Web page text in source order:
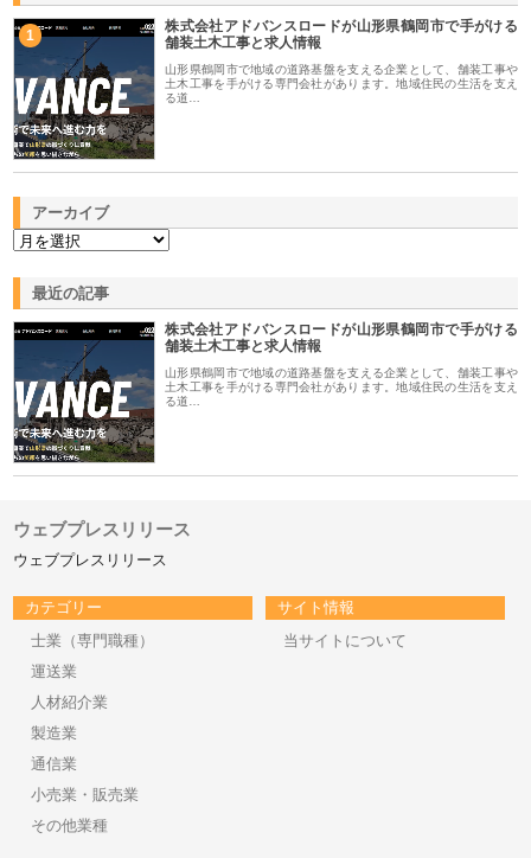
1
株式会社アドバンスロードが山形県鶴岡市で手がける
舗装土木工事と求人情報
山形県鶴岡市で地域の道路基盤を支える企業として、舗装工事や
土木工事を手がける専門会社があります。地域住民の生活を支え
る道…
アーカイブ
最近の記事
株式会社アドバンスロードが山形県鶴岡市で手がける
舗装土木工事と求人情報
山形県鶴岡市で地域の道路基盤を支える企業として、舗装工事や
土木工事を手がける専門会社があります。地域住民の生活を支え
る道…
ウェブプレスリリース
ウェブプレスリリース
カテゴリー
士業（専門職種）
運送業
人材紹介業
製造業
通信業
小売業・販売業
その他業種
サイト情報
当サイトについて